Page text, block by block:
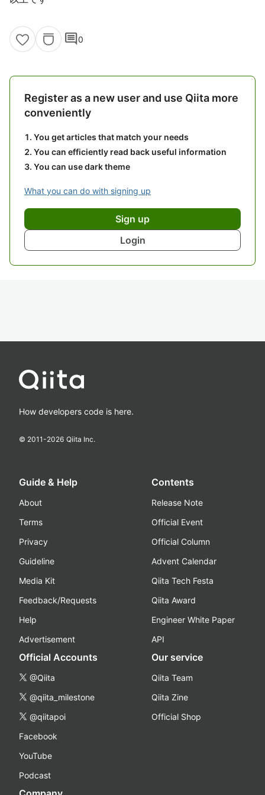
comment0
Register as a new user and use Qiita more
conveniently
You get articles that match your needs
You can efficiently read back useful information
You can use dark theme
What you can do with signing up
Sign up
Login
How developers code is here.
© 2011-2026 Qiita Inc.
Guide & Help
About
Terms
Privacy
Guideline
Media Kit
Feedback/Requests
Help
Advertisement
Contents
Release Note
Official Event
Official Column
Advent Calendar
Qiita Tech Festa
Qiita Award
Engineer White Paper
API
Official Accounts
@Qiita
@qiita_milestone
@qiitapoi
Facebook
YouTube
Podcast
Our service
Qiita Team
Qiita Zine
Official Shop